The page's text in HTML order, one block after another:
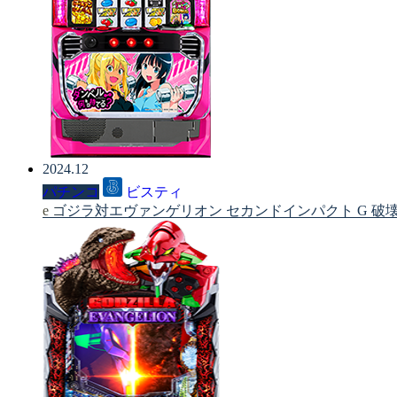
2024.12
パチンコ
ビスティ
e ゴジラ対エヴァンゲリオン セカンドインパクト G 破